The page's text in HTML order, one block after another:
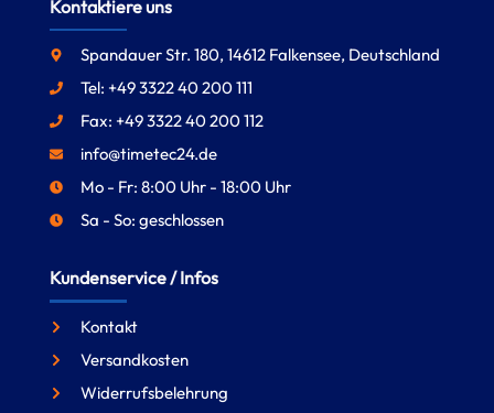
Kontaktiere uns
Spandauer Str. 180, 14612 Falkensee, Deutschland
Tel: +49 3322 40 200 111
Fax: +49 3322 40 200 112
info@timetec24.de
Mo - Fr: 8:00 Uhr - 18:00 Uhr
Sa - So: geschlossen
Kundenservice / Infos
Kontakt
Versandkosten
Widerrufsbelehrung